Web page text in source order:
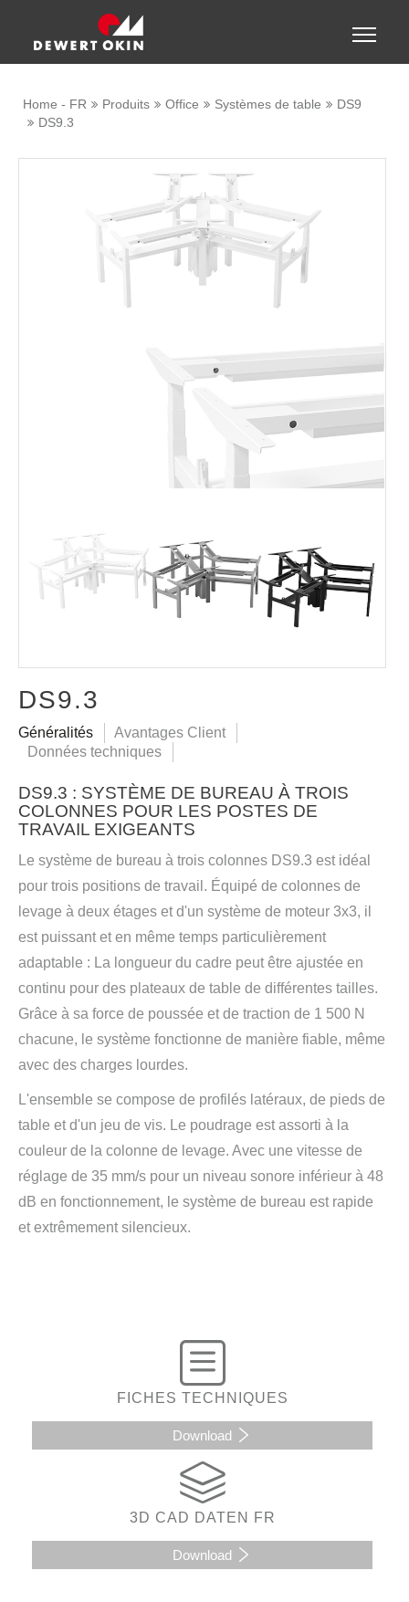
Toggle
Home - FR Produits Office Systèmes de table
DS9
DS9.3
DS9.3
Généralités
Avantages Client
Données techniques
DS9.3 : SYSTÈME DE BUREAU À TROIS
COLONNES POUR LES POSTES DE
TRAVAIL EXIGEANTS
Le système de bureau à trois colonnes DS9.3 est idéal
pour trois positions de travail. Équipé de colonnes de
levage à deux étages et d'un système de moteur 3x3, il
est puissant et en même temps particulièrement
adaptable : La longueur du cadre peut être ajustée en
continu pour des plateaux de table de différentes tailles.
Grâce à sa force de poussée et de traction de 1 500 N
chacune, le système fonctionne de manière fiable, même
avec des charges lourdes.
L'ensemble se compose de profilés latéraux, de pieds de
table et d'un jeu de vis. Le poudrage est assorti à la
couleur de la colonne de levage. Avec une vitesse de
réglage de 35 mm/s pour un niveau sonore inférieur à 48
dB en fonctionnement, le système de bureau est rapide
et extrêmement silencieux.
FICHES TECHNIQUES
Download
3D CAD DATEN FR
Download